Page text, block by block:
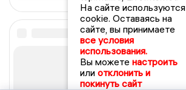
На сайте используются
cookie. Оставаясь на
сайте, вы принимаете
все условия
использования.
Вы можете настроить
или отклонить и
покинуть сайт